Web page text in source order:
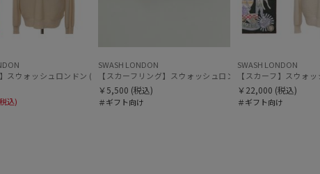
【スカーフ】スウォッシュロンドン (SWASH LONDON) Picture Postcard 88cm×88cm シルクスカーフ 日本製
【スカーフ】スウォッシュロンドン
込)
SWASH LONDON
【スカーフリング】スウォッシュロンドン (SWASH
￥5,500 (税込)
＃ギフト向け
SWASH LONDON
【スカーフ】スウォ
￥22,000 (税込)
＃ギフト向け